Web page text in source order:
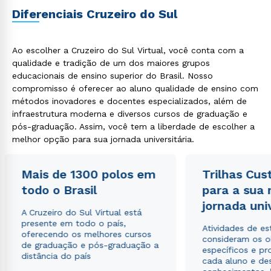
Diferenciais Cruzeiro do Sul
Ao escolher a Cruzeiro do Sul Virtual, você conta com a
qualidade e tradição de um dos maiores grupos
educacionais de ensino superior do Brasil. Nosso
compromisso é oferecer ao aluno qualidade de ensino com
métodos inovadores e docentes especializados, além de
infraestrutura moderna e diversos cursos de graduação e
pós-graduação. Assim, você tem a liberdade de escolher a
melhor opção para sua jornada universitária.
Mais de 1300 polos em
todo o Brasil
A Cruzeiro do Sul Virtual está
presente em todo o país,
oferecendo os melhores cursos
de graduação e pós-graduação a
distância do país
Trilhas
para a sua
jornada
Atividades de
consideram os
específicos e
cada aluno e
Estou de acordo com aPolítica de Privacidade.e
autorizo que meus dados sejam utilizados para o
envio de conteúdos da Cruzeiro do Sul.